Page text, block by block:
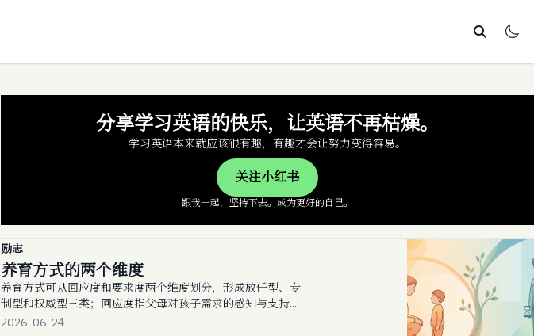
分享学习英语的快乐，让英语不再枯燥。
学习英语本来就应该很有趣，有趣才会让努力变得容易。
关注小红书
跟我一起，坚持下去。成为更好的自己。
励志
养育方式的两个维度
养育方式可从回应度和要求度两个维度划分，形成放任型、专
制型和权威型三类；回应度指父母对孩子需求的感知与支持，
要求度指父母对孩子的期望与管控；文中解释了相关英文表达
2026-06-24